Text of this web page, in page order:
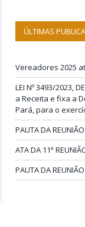
ÚLTIMAS
Vereadores 2025
LEI Nº 3493/2023,
a Receita e fixa a
Pará, para o
PAUTA DA
ATA DA 11ª
PAUTA DA